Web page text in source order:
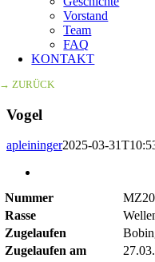
Vorstand
Team
FAQ
KONTAKT
→ ZURÜCK
Vogel
apleininger2025-03-
Bild
Nummer
Rasse
Zugelaufen
Zugelaufen am